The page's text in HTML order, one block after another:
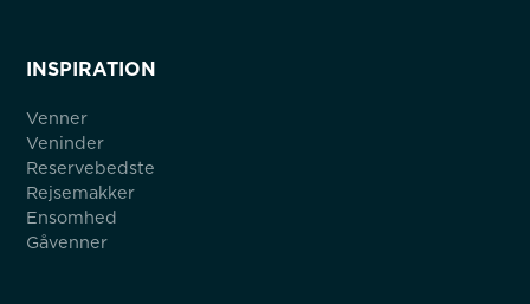
INSPIRATION
Venner
Veninder
Reservebedste
Rejsemakker
Ensomhed
Gåvenner